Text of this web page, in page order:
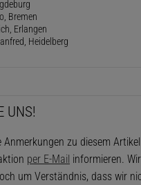
Bremen
Erlangen
Heidelberg
UNS!
Anmerkungen zu diesem
per E-Mail informieren.
um Verständnis, dass wir